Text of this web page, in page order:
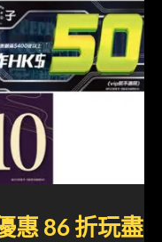
惠 86 折玩盡